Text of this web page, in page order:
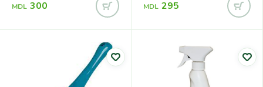
MDL 300 MDL 295